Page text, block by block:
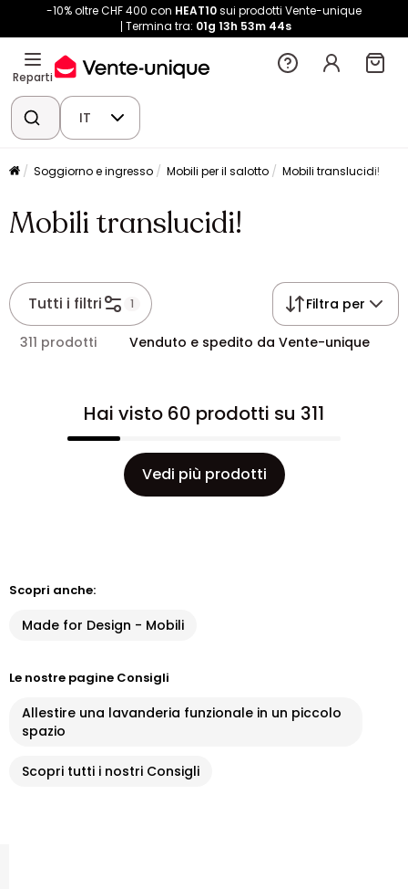
-10% oltre CHF 400 con HEAT10sui prodotti Vente-unique
Termina tra: 01g 13h 53m 44s
Reparti
IT
Soggiorno e ingresso Mobili per il salotto Mobili translucidi!
Mobili translucidi!
Tutti i filtri 1 Filtra per
311 prodotti Venduto e spedito da Vente-unique
Hai visto 60 prodotti su 311
Vedi più prodotti
Scopri anche:
Made for Design - Mobili
Le nostre pagine Consigli
Allestire una lavanderia funzionale in un piccolo
spazio
Scopri tutti i nostri Consigli